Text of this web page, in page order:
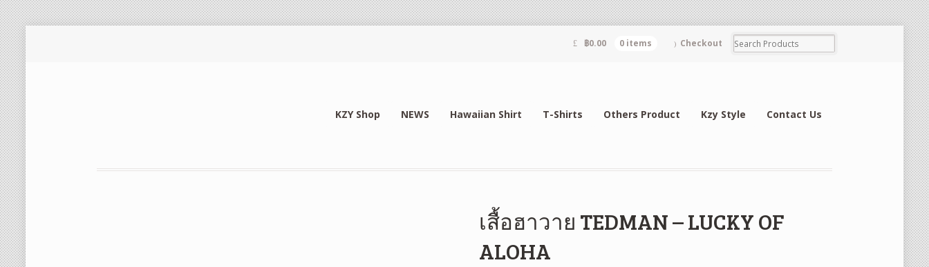
฿0.00 0 items Checkout
KZY Shop NEWS Hawaiian Shirt T-Shirts Others Product Kzy Style Contact Us
เสื้อฮาวาย TEDMAN – LUCKY OF
ALOHA